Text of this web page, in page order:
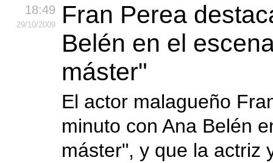
18:49
29/10/2009
Fran Perea
Belén en el
máster"
El actor malagueño
minuto con Ana Belén
máster", y que la actriz